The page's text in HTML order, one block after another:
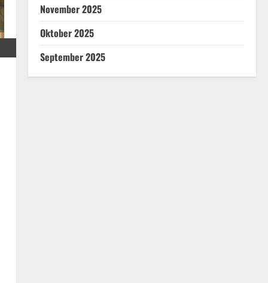
November 2025
Oktober 2025
September 2025